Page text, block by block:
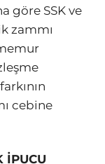
göre SSK ve
zammı
cebine
İPUCU